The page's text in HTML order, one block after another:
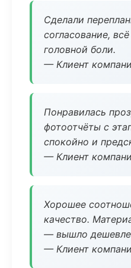
Сделали
согласование,
головной боли.
— Клиент
Понравилась
фотоотчёты с
спокойно и
— Клиент
Хорошее
качество.
— вышло
— Клиент